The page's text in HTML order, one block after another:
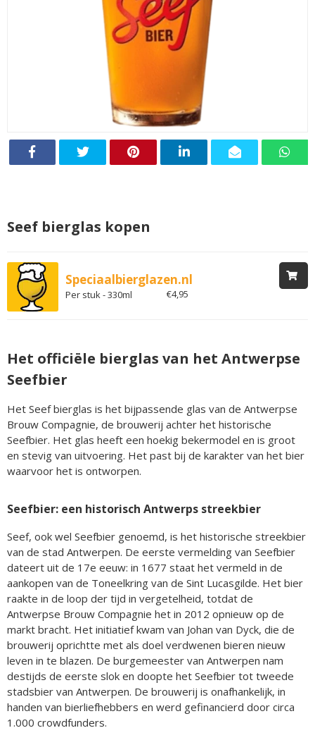
Seef bierglas kopen
Speciaalbierglazen.nl
Per stuk - 330ml €4,95
Het officiële bierglas van het Antwerpse
Seefbier
Het Seef bierglas is het bijpassende glas van de Antwerpse
Brouw Compagnie, de brouwerij achter het historische
Seefbier. Het glas heeft een hoekig bekermodel en is groot
en stevig van uitvoering. Het past bij de karakter van het bier
waarvoor het is ontworpen.
Seefbier: een historisch Antwerps streekbier
Seef, ook wel Seefbier genoemd, is het historische streekbier
van de stad Antwerpen. De eerste vermelding van Seefbier
dateert uit de 17e eeuw: in 1677 staat het vermeld in de
aankopen van de Toneelkring van de Sint Lucasgilde. Het bier
raakte in de loop der tijd in vergetelheid, totdat de
Antwerpse Brouw Compagnie het in 2012 opnieuw op de
markt bracht. Het initiatief kwam van Johan van Dyck, die de
brouwerij oprichtte met als doel verdwenen bieren nieuw
leven in te blazen. De burgemeester van Antwerpen nam
destijds de eerste slok en doopte het Seefbier tot tweede
stadsbier van Antwerpen. De brouwerij is onafhankelijk, in
handen van bierliefhebbers en werd gefinancierd door circa
1.000 crowdfunders.